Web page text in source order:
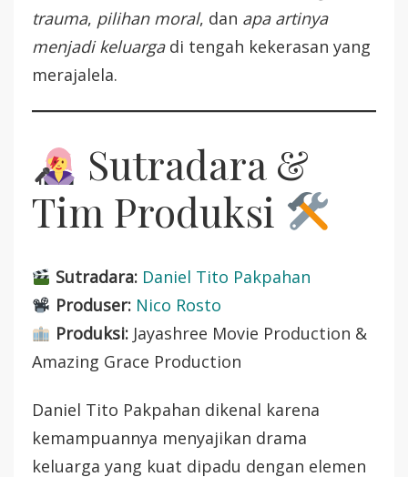
trauma, pilihan moral, dan apa artinya
menjadi keluargadi tengah kekerasan yang
merajalela.
Sutradara &
Tim Produksi
Sutradara:Daniel Tito Pakpahan
Produser: Nico Rosto
Produksi:Jayashree Movie Production &
Amazing Grace Production
Daniel Tito Pakpahan dikenal karena
kemampuannya menyajikan drama
keluarga yang kuat dipadu dengan elemen